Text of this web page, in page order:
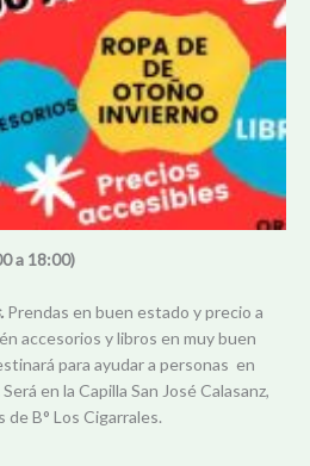
a 18:00)
Prendas en buen estado y precio a
accesorios y libros en muy buen
para ayudar a personas en
en la Capilla San José Calasanz,
B° Los Cigarrales.